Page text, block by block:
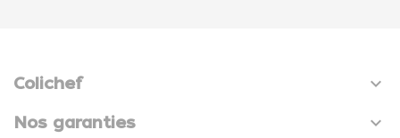
Colichef 
Nos garanties 